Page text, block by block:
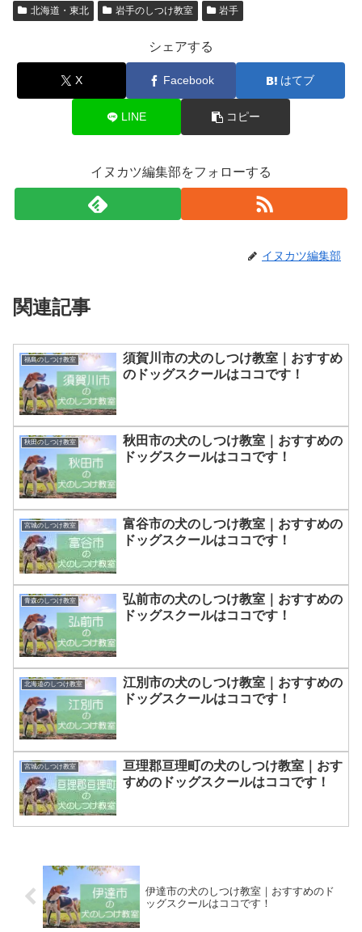
北海道・東北 岩手のしつけ教室 岩手
シェアする
X Facebook はてブ
LINE コピー
イヌカツ編集部をフォローする
イヌカツ編集部
関連記事
福島のしつけ教室
須賀川市の犬のしつけ教室｜おすすめ
のドッグスクールはココです！
秋田のしつけ教室
秋田市の犬のしつけ教室｜おすすめの
ドッグスクールはココです！
宮城のしつけ教室
富谷市の犬のしつけ教室｜おすすめの
ドッグスクールはココです！
青森のしつけ教室
弘前市の犬のしつけ教室｜おすすめの
ドッグスクールはココです！
北海道のしつけ教室
江別市の犬のしつけ教室｜おすすめの
ドッグスクールはココです！
宮城のしつけ教室
亘理郡亘理町の犬のしつけ教室｜おす
すめのドッグスクールはココです！
伊達市の犬のしつけ教室｜おすすめのド
ッグスクールはココです！